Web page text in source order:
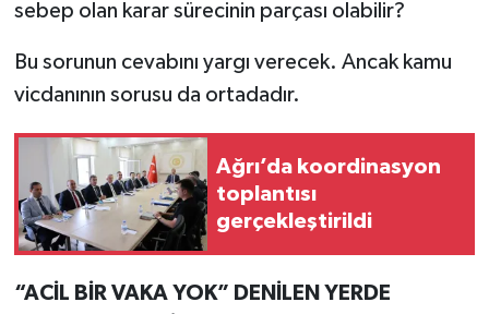
sebep olan karar sürecinin parçası olabilir?
Bu sorunun cevabını yargı verecek. Ancak kamu
vicdanının sorusu da ortadadır.
Ağrı’da koordinasyon
toplantısı
gerçekleştirildi
“ACİL BİR VAKA YOK” DENİLEN YERDE